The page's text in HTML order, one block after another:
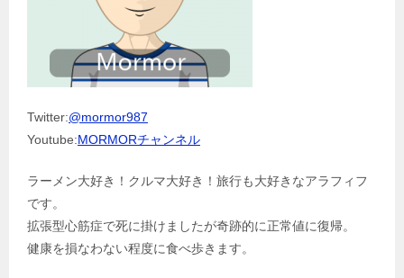
Twitter:@mormor987
Youtube:MORMORチャンネル
ラーメン大好き！クルマ大好き！旅行も大好きなアラフィフ
です。
拡張型心筋症で死に掛けましたが奇跡的に正常値に復帰。
健康を損なわない程度に食べ歩きます。